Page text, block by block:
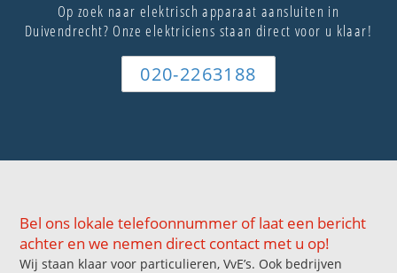
Op zoek naar elektrisch apparaat aansluiten in
Duivendrecht? Onze elektriciens staan direct voor u klaar!
020-2263188
Bel ons lokale telefoonnummer of laat een bericht
achter en we nemen direct contact met u op!
Wij staan klaar voor particulieren, VvE’s. Ook bedrijven